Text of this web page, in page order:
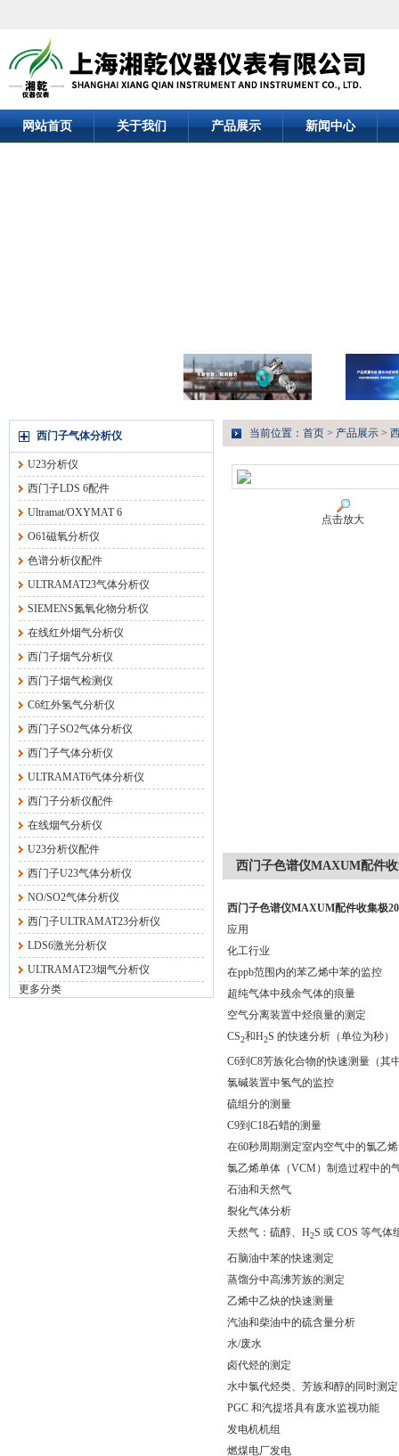
网站首页 关于我们 产品展示 新闻中心
西门子气体分析仪
U23分析仪
西门子LDS 6配件
Ultramat/OXYMAT 6
O61磁氧分析仪
色谱分析仪配件
ULTRAMAT23气体分析仪
SIEMENS氮氧化物分析仪
在线红外烟气分析仪
西门子烟气分析仪
西门子烟气检测仪
C6红外氢气分析仪
西门子SO2气体分析仪
西门子气体分析仪
ULTRAMAT6气体分析仪
西门子分析仪配件
在线烟气分析仪
U23分析仪配件
西门子U23气体分析仪
NO/SO2气体分析仪
西门子ULTRAMAT23分析仪
LDS6激光分析仪
ULTRAMAT23烟气分析仪
更多分类
当前位置： 首页 > 产品展示 >
点击放大
西门子色谱仪MAXUM配件收
西门子色谱仪MAXUM配件收集极
应用
化工行业
在ppb范围内的苯乙烯中苯的监控
超纯气体中残余气体的痕量
空气分离装置中烃痕量的测定
CS2和H2S 的快速分析（单位为秒）
C6到C8芳族化合物的快速测量（其
氯碱装置中氢气的监控
硫组分的测量
C9到C18石蜡的测量
在60秒周期测定室内空气中的氯乙烯
氯乙烯单体（VCM）制造过程中的
石油和天然气
裂化气体分析
天然气：硫醇、H2S 或 COS 等气体
石脑油中苯的快速测定
蒸馏分中高沸芳族的测定
乙烯中乙炔的快速测量
汽油和柴油中的硫含量分析
水/废水
卤代烃的测定
水中氯代烃类、芳族和醇的同时测定
PGC 和汽提塔具有废水监视功能
发电机机组
燃煤电厂发电